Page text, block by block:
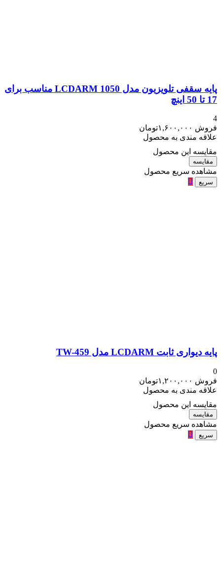
پایه سقفی تلویزیون مدل 1050 LCDARM مناسب برای
17 تا 50 اینچ
4
فروش ۱,۶۰۰,۰۰۰تومان
علاقه مندی به محصول
مقایسه این محصول
مقایسه
مشاهده سریع محصول
سریع
پایه دیواری ثابت LCDARM مدل TW-459
0
فروش ۱,۲۰۰,۰۰۰تومان
علاقه مندی به محصول
مقایسه این محصول
مقایسه
مشاهده سریع محصول
سریع